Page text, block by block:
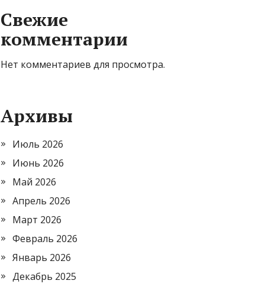
Свежие
комментарии
Нет комментариев для просмотра.
Архивы
Июль 2026
Июнь 2026
Май 2026
Апрель 2026
Март 2026
Февраль 2026
Январь 2026
Декабрь 2025